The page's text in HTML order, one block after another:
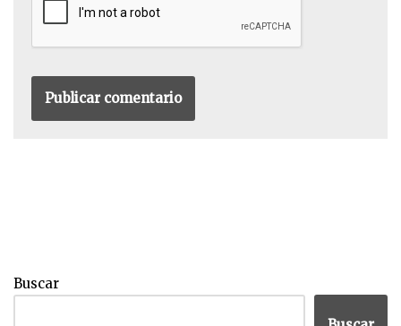
Buscar